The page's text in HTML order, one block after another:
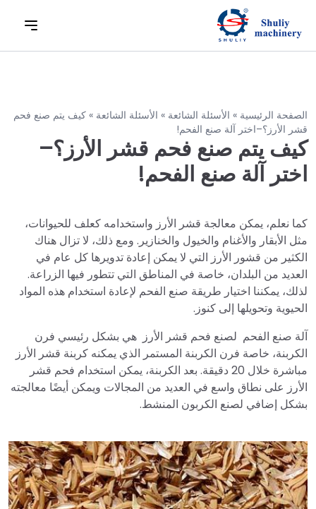
الصفحة الرئيسية » الأسئلة الشائعة » الأسئلة الشائعة » كيف يتم صنع فحم
قشر الأرز؟–اختر آلة صنع الفحم!
كيف يتم صنع فحم قشر الأرز؟–
اختر آلة صنع الفحم!
كما نعلم، يمكن معالجة قشر الأرز واستخدامه كعلف للحيوانات،
مثل الأبقار والأغنام والخيول والخنازير. ومع ذلك، لا تزال هناك
الكثير من قشور الأرز التي لا يمكن إعادة تدويرها كل عام في
العديد من البلدان، خاصة في المناطق التي تتطور فيها الزراعة.
لذلك، يمكننا اختيار طريقة صنع الفحم لإعادة استخدام هذه المواد
الحيوية وتحويلها إلى كنوز.
آلة صنع الفحم لصنع فحم قشر الأرز هي بشكل رئيسي فرن
الكربنة، خاصة فرن الكربنة المستمر الذي يمكنه كربنة قشر الأرز
مباشرة خلال 20 دقيقة. بعد الكربنة، يمكن استخدام فحم قشر
الأرز على نطاق واسع في العديد من المجالات ويمكن أيضًا معالجته
بشكل إضافي لصنع الكربون المنشط.